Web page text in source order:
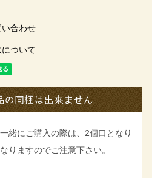
合わせ
ついて
緒にご購入の際は、2個口となり
りますのでご注意下さい。